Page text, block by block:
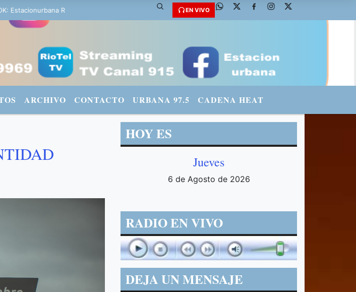
Radiourbana - TWITTER: @fmradiourbana - INSTAGRAM: urbanario3 WHATSAPP: 3571569969
EN VIVO
ARCHIVO CONTACTO URBANA 97.5 CADENA HEAT
HOY ES
Jueves
6 de Agosto de 2026
RADIO EN VIVO
DEJA UN MENSAJE